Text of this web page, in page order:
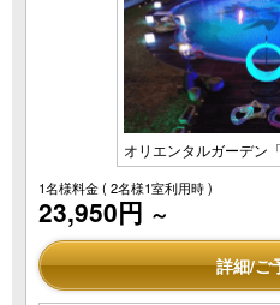
オリエンタルガーデン
1名様料金( 2名様1室利用時 )
23,950円 ～
詳細/ご